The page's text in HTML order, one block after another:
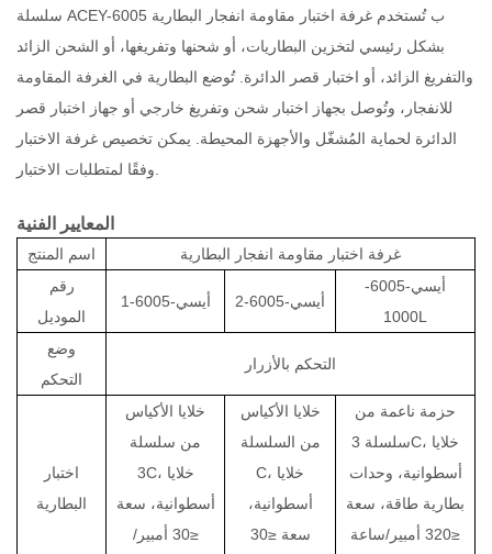
سلسلة ACEY-6005 بتُستخدم غرفة اختبار مقاومة انفجار البطارية
بشكل رئيسي لتخزين البطاريات، أو شحنها وتفريغها، أو الشحن الزائد
والتفريغ الزائد، أو اختبار قصر الدائرة. تُوضع البطارية في الغرفة المقاومة
للانفجار، وتُوصل بجهاز اختبار شحن وتفريغ خارجي أو جهاز اختبار قصر
الدائرة لحماية المُشغّل والأجهزة المحيطة. يمكن تخصيص غرفة الاختبار
المعايير الفنية
اسم المنتج
غرفة اختبار مقاومة انفجار البطارية
رقم
الموديل
أيسي-6005-1 أيسي-6005-2
أيسي-6005-
1000L
وضع
التحكم
التحكم بالأزرار
اختبار
البطارية
خلايا الأكياس
من سلسلة
3C، خلايا
أسطوانية، سعة
≤30 أمبير/
خلايا الأكياس
من السلسلة
C، خلايا
أسطوانية،
سعة ≤30
حزمة ناعمة من
سلسلة 3C، خلايا
أسطوانية، وحدات
بطارية طاقة، سعة
≤320 أمبير/ساعة